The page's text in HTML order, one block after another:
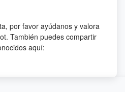
por favor ayúdanos y valora
También puedes compartir
aquí: